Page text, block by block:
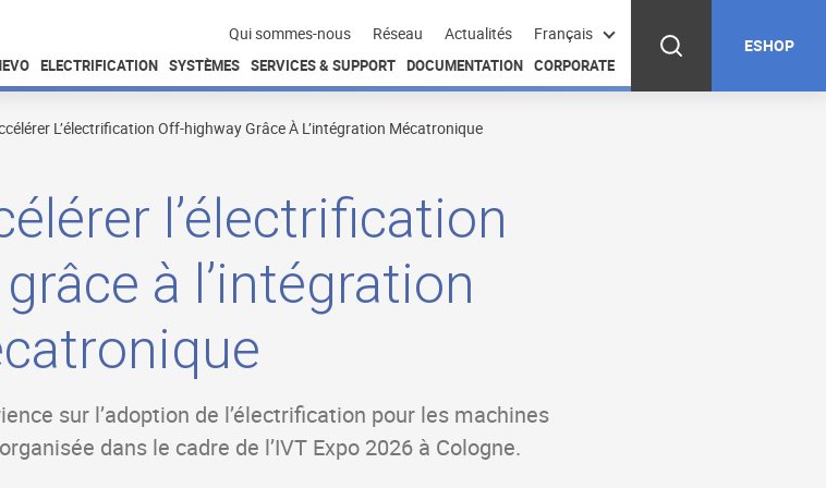
Qui sommes-nous Réseau Actualités Français
ELECTRIFICATION SYSTÈMES SERVICES & SUPPORT DOCUMENTATION CORPORATE
ESHOP
L’électrification Off-highway Grâce À L’intégration Mécatronique
l’électrification
à l’intégration
sur l’adoption de l’électrification pour les machines
dans le cadre de l’IVT Expo 2026 à Cologne.